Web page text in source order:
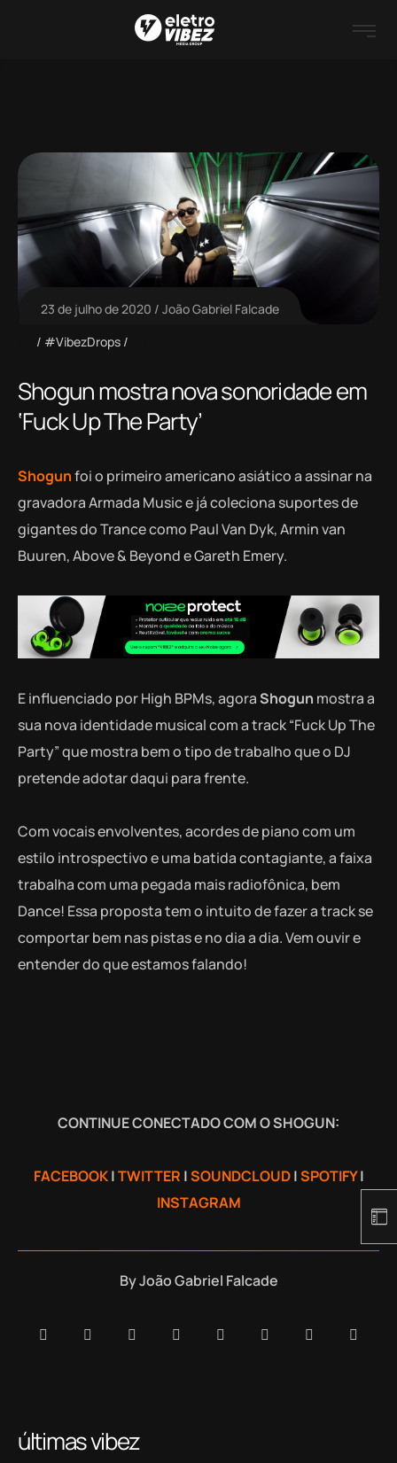
23 de julho de 2020
João Gabriel Falcade
#VibezDrops
Shogun mostra nova sonoridade em
‘Fuck Up The Party’
Shogunfoi o primeiro americano asiático a assinar na
gravadora Armada Music e já coleciona suportes de
gigantes do Trance como Paul Van Dyk, Armin van
Buuren, Above & Beyond e Gareth Emery.
E influenciado por High BPMs, agoraShogun mostra a
sua nova identidade musical com a track “Fuck Up The
Party” que mostra bem o tipo de trabalho que o DJ
pretende adotar daqui para frente.
Com vocais envolventes, acordes de piano com um
estilo introspectivo e uma batida contagiante, a faixa
trabalha com uma pegada mais radiofônica, bem
Dance! Essa proposta tem o intuito de fazer a track se
comportar bem nas pistas e no dia a dia. Vem ouvir e
entender do que estamos falando!
CONTINUE CONECTADO COM O SHOGUN:
FACEBOOK|TWITTER |SOUNDCLOUD|SPOTIFY|
INSTAGRAM
ByJoão Gabriel Falcade
últimas vibez